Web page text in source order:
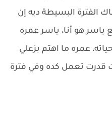
الفترة البسيطة ديه إن
هو أنا، ياسر عمره
عمره ما اهتم بزعلي
قدرت تعمل كده وفي فترة